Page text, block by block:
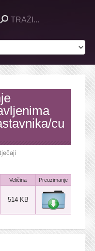
cu
Veličina Preuzimanje
514 KB